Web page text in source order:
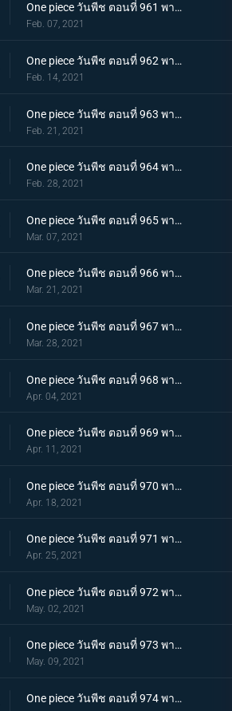
One piece วันพีช ตอนที่ 961 พากย์ไทย สาบานเป็นศิษย์ทั้งน้ำตา โอเด้งกับคินเอม่อน
Feb. 07, 2021
One piece วันพีช ตอนที่ 962 พากย์ไทย ชะตาชีวิตที่เปลี่ยนแปลง กลุ่มโจรสลัดหนวดขาวเกยตื้น!!
Feb. 14, 2021
One piece วันพีช ตอนที่ 963 พากย์ไทย ความมุ่งมั่นของโอเด้ง! การทดสอบของหนวดขาว!
Feb. 21, 2021
One piece วันพีช ตอนที่ 964 พากย์ไทย น้องชายของหนวดขาว! การผจญภัยของโอเด้ง!
Feb. 28, 2021
One piece วันพีช ตอนที่ 965 พากย์ไทย ดวลดาบ! โรเจอร์กับหนวดขาว!
Mar. 07, 2021
One piece วันพีช ตอนที่ 966 พากย์ไทย ความปรารถนาของโรเจอร์! การเดินทางครั้งใหม่
Mar. 21, 2021
One piece วันพีช ตอนที่ 967 พากย์ไทย อุทิศชีวิต! การผจญภัยของโรเจอร์!
Mar. 28, 2021
One piece วันพีช ตอนที่ 968 พากย์ไทย ราชาโจรสลัดถือกำเนิด ถึงแล้ว! เกาะสุดท้าย
Apr. 04, 2021
One piece วันพีช ตอนที่ 969 พากย์ไทย มุ่งสู่วะโนะคุนิ! โจรสลัดโรเจอร์สลายตัว!
Apr. 11, 2021
One piece วันพีช ตอนที่ 970 พากย์ไทย ข่าวร้าย เปิดยุคแห่งโจรสลัด
Apr. 18, 2021
One piece วันพีช ตอนที่ 971 พากย์ไทย บุก! โอเด้งและ 9 ปลอกดาบแดง
Apr. 25, 2021
One piece วันพีช ตอนที่ 972 พากย์ไทย ถึงเวลาตัดสิน! โอเด้งปะทะไคโด!
May. 02, 2021
One piece วันพีช ตอนที่ 973 พากย์ไทย ต้มจนตาย การต่อสู้ 1 ชั่วโมงของโอเด้ง
May. 09, 2021
One piece วันพีช ตอนที่ 974 พากย์ไทย โอเด้งจะไม่ใช่โอเด้งถ้าไม่ต้ม!